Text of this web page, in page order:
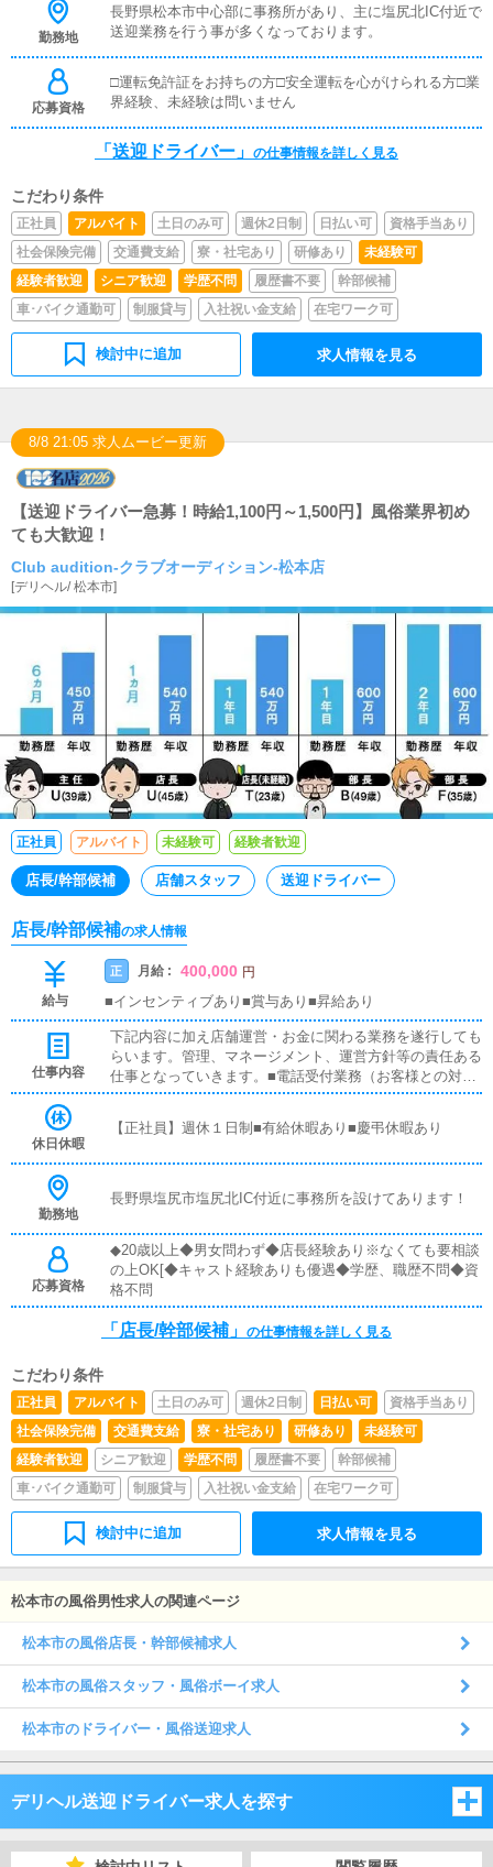
勤務地
長野県松本市中心部に事務所があり、主に塩尻北IC付近で
送迎業務を行う事が多くなっております。
応募資格
□運転免許証をお持ちの方□安全運転を心がけられる方□業
界経験、未経験は問いません
「送迎ドライバー」 の仕事情報を詳しく見る
こだわり条件
正社員 アルバイト 土日のみ可 週休2日制 日払い可
資格手当あり
社会保険完備
交通費支給 寮・社宅あり 研修あり
未経験可
経験者歓迎
シニア歓迎 学歴不問 履歴書不要
幹部候補
車･バイク通勤可
制服貸与 入社祝い金支給 在宅ワーク可
検討中に追加 求人情報を見る
8/8 21:05 求人ムービー更新
【送迎ドライバー急募！時給1,100円～1,500円】風俗業界初め
ても大歓迎！
Club audition-クラブオーディション-松本店
[デリヘル/松本市]
正社員 アルバイト 未経験可 経験者歓迎
店長/幹部候補 店舗スタッフ 送迎ドライバー
店長/幹部候補の求人情報
給与
正 月給 : 400,000 円
■インセンティブあり■賞与あり■昇給あり
仕事内容
下記内容に加え店舗運営・お金に関わる業務を遂行しても
らいます。管理、マネージメント、運営方針等の責任ある
仕事となっていきます。■電話受付業務（お客様との対面
接客はありません）お客様からの電話のお問合せ対応を行
お願いします。予約の確定後はキャストやドライバーに通
立案店舗イベントや店舗運営など様々な企画を提案してい
率の向上】【キャストの方の入店数の増加】など、売上U
Pに繋がる施策の提案を行っていただきます。■キャスト
管理お店で働いていただいているキャストの方が稼げるよ
うにインターネットを使ったPR（写メ日記）などの使い
ヘブンネットなど、ポータルサイト等の店舗情報更新作業
けや、ブログの更新時に簡単に文字が入力出来れば問題あ
りません。PCが苦手な人でも簡単にできます。■清掃・備
品管理お客様やキャストの方に快適にお過ごしいただくた
め、店内の清掃や備品の管理・補充を行っていただきま
す。
休日休暇
【正社員】週休１日制■有給休暇あり■慶弔休暇あり
勤務地
長野県塩尻市塩尻北IC付近に事務所を設けてあります！
応募資格
◆20歳以上◆男女問わず◆店長経験あり※なくても要相談
の上OK[◆キャスト経験ありも優遇◆学歴、職歴不問◆資
格不問
「店長/幹部候補」 の仕事情報を詳しく見る
こだわり条件
正社員 アルバイト 土日のみ可 週休2日制 日払い可
資格手当あり
社会保険完備
交通費支給 寮・社宅あり 研修あり
未経験可
経験者歓迎
シニア歓迎 学歴不問 履歴書不要
幹部候補
車･バイク通勤可
制服貸与 入社祝い金支給 在宅ワーク可
検討中に追加 求人情報を見る
松本市の風俗男性求人の関連ページ
松本市の風俗店長・幹部候補求人
松本市の風俗スタッフ・風俗ボーイ求人
松本市のドライバー・風俗送迎求人
デリヘル送迎ドライバー求人を探す
新潟県